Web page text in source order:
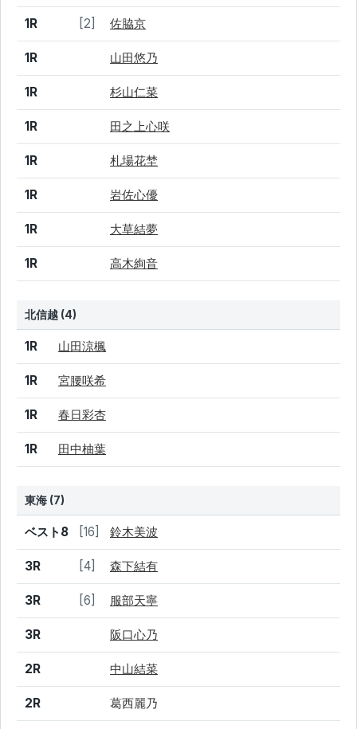
1R [2] 佐脇京
1R 山田悠乃
1R 杉山仁菜
1R 田之上心咲
1R 札場花埜
1R 岩佐心優
1R 大草結夢
1R 高木絢音
北信越 (4)
結果 シード 選手名
1R 山田涼楓
1R 宮腰咲希
1R 春日彩杏
1R 田中柚葉
東海 (7)
結果 シード 選手名
ベスト8 [16] 鈴木美波
3R [4] 森下結有
3R [6] 服部天寧
3R 阪口心乃
2R 中山結菜
2R 葛西麗乃